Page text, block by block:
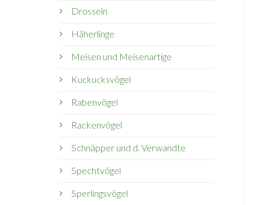
Drosseln
Häherlinge
Meisen und Meisenartige
Kuckucksvögel
Rabenvögel
Rackenvögel
Schnäpper und d. Verwandte
Spechtvögel
Sperlingsvögel